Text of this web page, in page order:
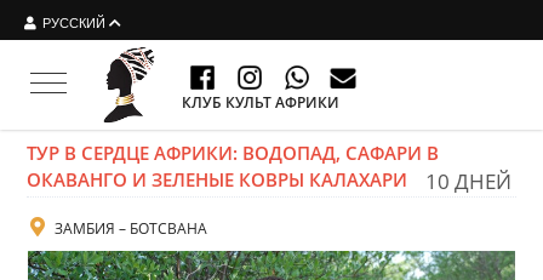
РУССКИЙ
Toggle navigation
КЛУБ КУЛЬТ АФРИКИ
ТУР В СЕРДЦЕ АФРИКИ: ВОДОПАД, САФАРИ В
ОКАВАНГО И ЗЕЛЕНЫЕ КОВРЫ КАЛАХАРИ
10 ДНЕЙ
ЗАМБИЯ – БОТСВАНА